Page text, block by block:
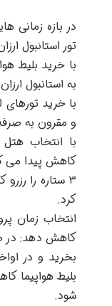
در بازه زمانی
تور استانبول
با خرید بلیط
به استانبول
با خرید
و مقرون به
با انتخاب هتل
۳ ستاره را
کرد.
انتخاب زمان
کاهش دهد: در
بخرید و در
بلیط هواپیما
شود.